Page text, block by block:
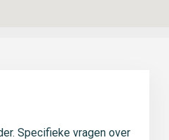
Specifieke vragen over